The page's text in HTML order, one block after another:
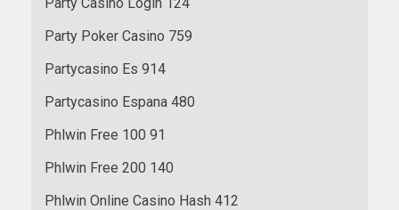
Party Poker Casino 759
Partycasino Es 914
Partycasino Espana 480
Phlwin Free 100 91
Phlwin Free 200 140
Phlwin Online Casino Hash 412